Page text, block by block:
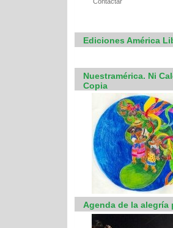
Ediciones América
Nuestramérica. Ni
Copia
Agenda de la alegría